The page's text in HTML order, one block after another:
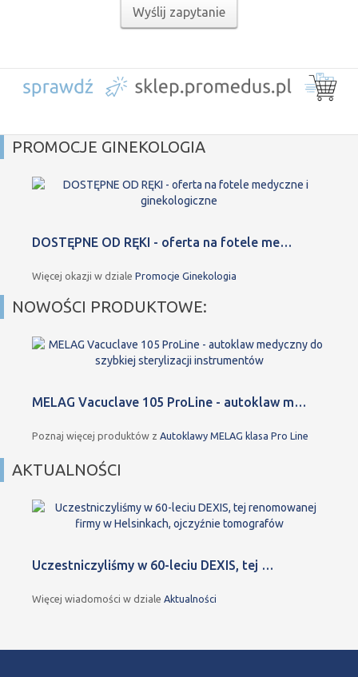
Wyślij zapytanie
PROMOCJE GINEKOLOGIA
DOSTĘPNE OD RĘKI - oferta na fotele me…
Więcej okazji w dziale Promocje Ginekologia
NOWOŚCI PRODUKTOWE:
MELAG Vacuclave 105 ProLine - autoklaw m…
Poznaj więcej produktów z Autoklawy MELAG klasa Pro Line
AKTUALNOŚCI
Uczestniczyliśmy w 60-leciu DEXIS, tej …
Więcej wiadomości w dziale Aktualności